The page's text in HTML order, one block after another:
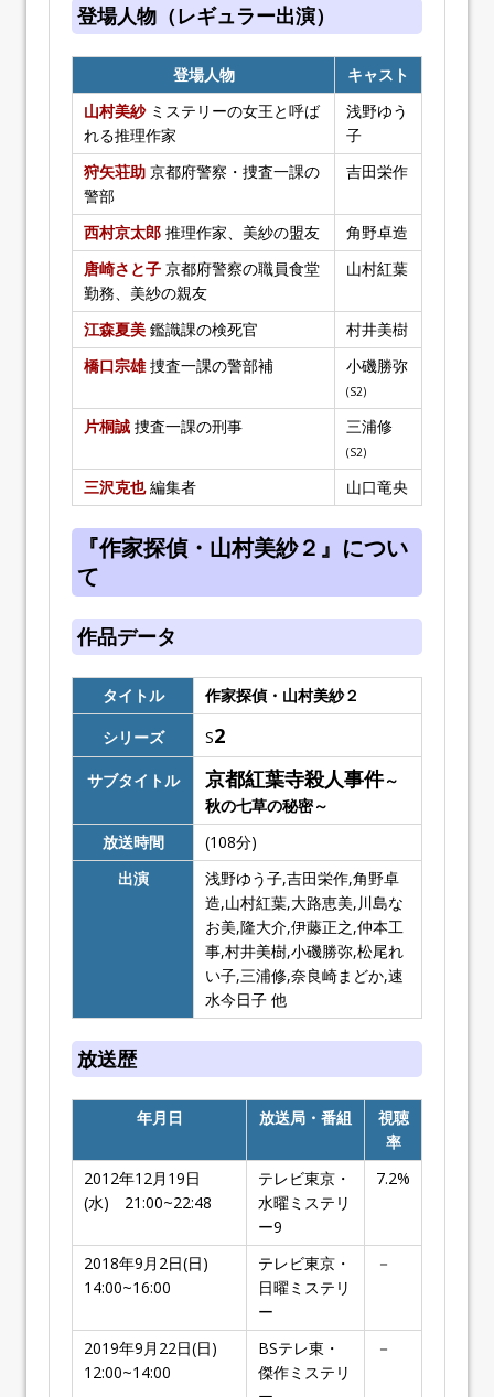
登場人物（レギュラー出演）
登場人物
キャスト
山村美紗ミステリーの女王と呼ば
れる推理作家
浅野ゆう
子
狩矢荘助 京都府警察・捜査一課の
警部
吉田栄作
西村京太郎 推理作家、美紗の盟友
角野卓造
唐崎さと子 京都府警察の職員食堂
勤務、美紗の親友
山村紅葉
江森夏美 鑑識課の検死官
村井美樹
橋口宗雄捜査一課の警部補 小磯勝弥
(S2)
片桐誠 捜査一課の刑事 三浦修
(S2)
三沢克也編集者 山口竜央
『作家探偵・山村美紗２』につい
て
作品データ
タイトル
作家探偵・山村美紗２
シリーズ
S2
サブタイトル 京都紅葉寺殺人事件～
秋の七草の秘密～
放送時間
(108分)
出演
浅野ゆう子,吉田栄作,角野卓
造,山村紅葉,大路恵美,川島な
お美,隆大介,伊藤正之,仲本工
事,村井美樹,小磯勝弥,松尾れ
い子,三浦修,奈良崎まどか,速
水今日子 他
放送歴
年月日 放送局・番組
視聴
率
2012年12月19日
(水) 21:00~22:48
テレビ東京・
水曜ミステリ
ー9
7.2%
2018年9月2日(日)
14:00~16:00
テレビ東京・
日曜ミステリ
ー
－
2019年9月22日(日)
12:00~14:00
BSテレ東・
傑作ミステリ
－